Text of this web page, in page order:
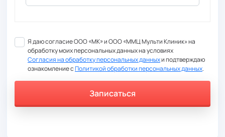
Записаться
Я даю согласие ООО «МК» и ООО «ММЦ Мульти Клиник» на
обработку моих персональных данных на условиях
Согласия на обработку персональных данныхи подтверждаю
ознакомление сПолитикой обработки персональных данных.